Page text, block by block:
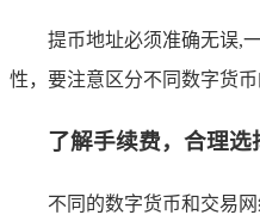
提币地址必须准确无误,
性，要注意区分不同数字货
了解手续费，合理选
不同的数字货币和交易